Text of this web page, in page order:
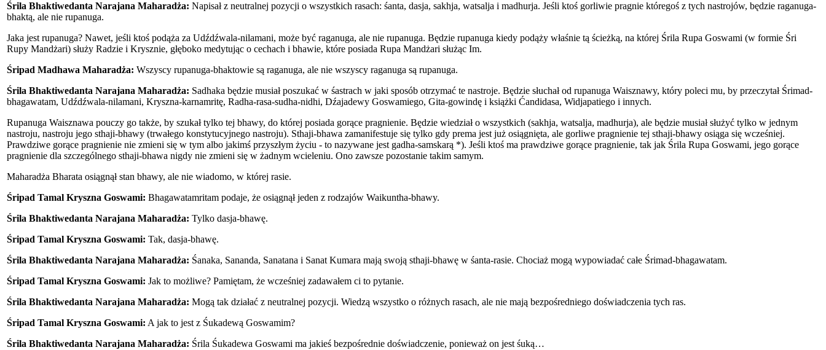
Śrila Bhaktiwedanta Narajana Maharadża: Napisał z neutralnej pozycji o wszystkich rasach: śanta, dasja, sakhja, watsalja i madhurja. Jeśli ktoś gorliwie pragnie któregoś z tych nastrojów, będzie raganuga-
bhaktą, ale nie rupanuga.
Jaka jest rupanuga? Nawet, jeśli ktoś podąża za Udźdźwala-nilamani, może być raganuga, ale nie rupanuga. Będzie rupanuga kiedy podąży właśnie tą ścieżką, na której Śrila Rupa Goswami (w formie Śri
Rupy Mandżari) służy Radzie i Krysznie, głęboko medytując o cechach i bhawie, które posiada Rupa Mandżari służąc Im.
Śripad Madhawa Maharadża: Wszyscy rupanuga-bhaktowie są raganuga, ale nie wszyscy raganuga są rupanuga.
Śrila Bhaktiwedanta Narajana Maharadża: Sadhaka będzie musiał poszukać w śastrach w jaki sposób otrzymać te nastroje. Będzie słuchał od rupanuga Waisznawy, który poleci mu, by przeczytał Śrimad-
bhagawatam, Udźdźwala-nilamani, Kryszna-karnamritę, Radha-rasa-sudha-nidhi, Dźajadewy Goswamiego, Gita-gowindę i książki Ćandidasa, Widjapatiego i innych.
Rupanuga Waisznawa pouczy go także, by szukał tylko tej bhawy, do której posiada gorące pragnienie. Będzie wiedział o wszystkich (sakhja, watsalja, madhurja), ale będzie musiał służyć tylko w jednym
nastroju, nastroju jego sthaji-bhawy (trwałego konstytucyjnego nastroju). Sthaji-bhawa zamanifestuje się tylko gdy prema jest już osiągnięta, ale gorliwe pragnienie tej sthaji-bhawy osiąga się wcześniej.
Prawdziwe gorące pragnienie nie zmieni się w tym albo jakimś przyszłym życiu - to nazywane jest gadha-samskarą *). Jeśli ktoś ma prawdziwe gorące pragnienie, tak jak Śrila Rupa Goswami, jego gorące
pragnienie dla szczególnego sthaji-bhawa nigdy nie zmieni się w żadnym wcieleniu. Ono zawsze pozostanie takim samym.
Maharadża Bharata osiągnął stan bhawy, ale nie wiadomo, w której rasie.
Śripad Tamal Kryszna Goswami: Bhagawatamritam podaje, że osiągnął jeden z rodzajów Waikuntha-bhawy.
Śrila Bhaktiwedanta Narajana Maharadża: Tylko dasja-bhawę.
Śripad Tamal Kryszna Goswami: Tak, dasja-bhawę.
Śrila Bhaktiwedanta Narajana Maharadża: Śanaka, Sananda, Sanatana i Sanat Kumara mają swoją sthaji-bhawę w śanta-rasie. Chociaż mogą wypowiadać całe Śrimad-bhagawatam.
Śripad Tamal Kryszna Goswami: Jak to możliwe? Pamiętam, że wcześniej zadawałem ci to pytanie.
Śrila Bhaktiwedanta Narajana Maharadża: Mogą tak działać z neutralnej pozycji. Wiedzą wszystko o różnych rasach, ale nie mają bezpośredniego doświadczenia tych ras.
Śripad Tamal Kryszna Goswami: A jak to jest z Śukadewą Goswamim?
Śrila Bhaktiwedanta Narajana Maharadża: Śrila Śukadewa Goswami ma jakieś bezpośrednie doświadczenie, ponieważ on jest śuką…